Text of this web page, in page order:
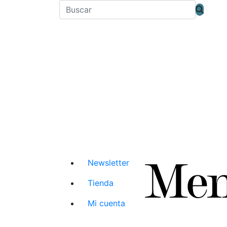
Newsletter
Tienda
Mi cuenta